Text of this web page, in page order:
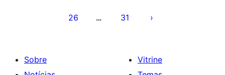
26 … 31
Sobre
Vitrine